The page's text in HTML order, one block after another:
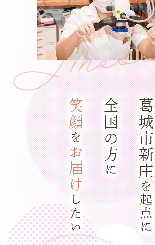
葛城市新庄
を起点に
全国の方
に
笑顔
を
お届け
したい